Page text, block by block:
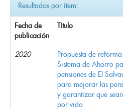
Resultados por ítem:
Fecha de
publicación
Título
2020
Propuesta de reforma
Sistema de Ahorro
pensiones de El
para mejorar las
y garantizar que
por vida